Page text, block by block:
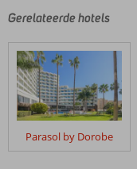
door
klanten
geschreven
na
hun
verblijf
Gerelateerde hotels
Parasol by Dorobe